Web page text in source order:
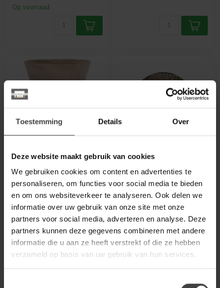
Toestemming Details Over
Deze website maakt gebruik van cookies
We gebruiken cookies om content en advertenties te
personaliseren, om functies voor social media te bieden
en om ons websiteverkeer te analyseren. Ook delen we
informatie over uw gebruik van onze site met onze
partners voor social media, adverteren en analyse. Deze
partners kunnen deze gegevens combineren met andere
informatie die u aan ze heeft verstrekt of die ze hebben
verzameld op basis van uw gebruik van hun services.
Op voorraad .
Bijzettafel Milo Taupe
Moderne bijzettafel van glas
in stijlvolle taupe kleur. Milo
van Richmond Interi...
€273,00
.
Vaas Shelena goud
Een stijlvolle toevoeging met
een verfijnde uitstraling. Met
strakke lijnen en e...
€83,00
.
Op voorraad